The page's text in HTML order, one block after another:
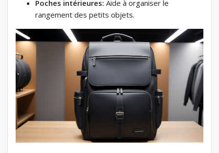
Poches intérieures: Aide à organiser le
rangement des petits objets.